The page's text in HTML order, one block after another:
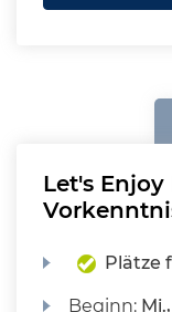
Let's
Plätze
Beginn: Mi.